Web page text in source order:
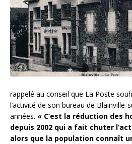
rappelé au conseil que La Poste
l’activité de son bureau de Blainville-
années. « C’est la réduction des
depuis 2002 qui a fait chuter
alors que la population connaît